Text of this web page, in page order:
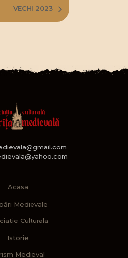
VECHI 2023
Acasa
Medievale
Culturala
Istorie
Medieval